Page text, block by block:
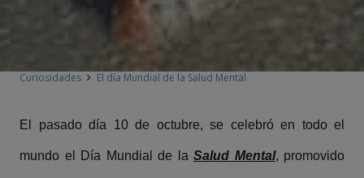
Curiosidades El día Mundial de la Salud Mental
El pasado día 10 de octubre, se celebró en todo el
mundo el Día Mundial de la Salud Mental, promovido